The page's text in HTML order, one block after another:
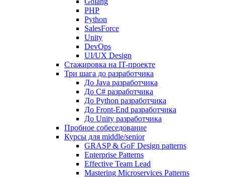
PHP
Python
SalesForce
Unity
DevOps
UI/UX Design
Стажировка на IT-проекте
Три шага до разработчика
До Java разработчика
До C# разработчика
До Python разработчика
До Front-End разработчика
До Unity разработчика
Пробное собеседование
Курсы для middle/senior
GRASP & GoF Design patterns
Enterprise Patterns
Effective Team Lead
Mastering Microservices Patterns